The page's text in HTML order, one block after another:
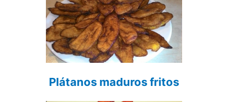
Plátanos maduros fritos